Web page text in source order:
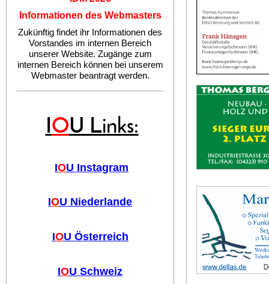
Informationen des Webmasters
Zukünftig findet ihr Informationen des
Vorstandes im internen Bereich
unserer Website. Zugänge zum
internen Bereich können bei unserem
Webmaster beantragt werden.
IOU Links:
IOU Instagram
IOU Niederlande
IOU Österreich
IOU Schweiz